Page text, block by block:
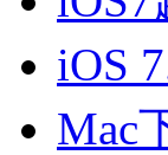
iOS
Mac